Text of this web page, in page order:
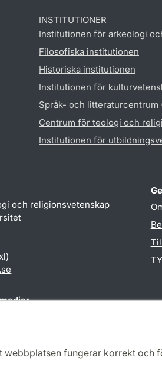
webbplatsen fungerar korrekt och
INSTITUTIONER
Institutionen för arkeologi
Filosofiska institutionen
Historiska institutionen
Institutionen för
Språk- och litteraturcentrum
Centrum för teologi och
Institutionen för
och religionsvetenskap
.se